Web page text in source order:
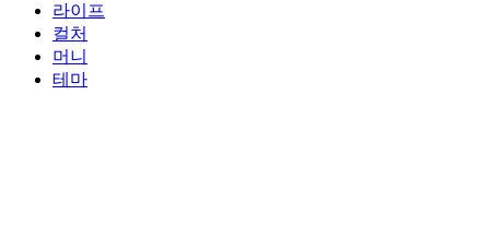
라이프
컬처
머니
테마